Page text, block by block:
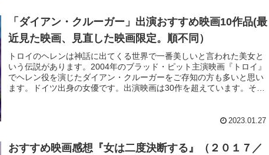
「ダイアン・クルーガー」出演おすすめ映画10作品(最
近見た映画、見直した映画限定。順不同）
トロイのヘレンは神話に出てくる世界で一番美しいと言われた美女と
いう伝説があります。2004年のブラッド・ピット主演映画『トロイ』
でヘレン役を演じたダイアン・クルーガーをご存知の方も多いと思い
ます。ドイツ出身の女優です。出演映画は30作を超えています。その
2023.01.27
おすすめ映画感想『女は二度決断する』（２０１７／